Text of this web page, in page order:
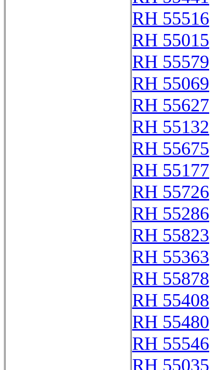
RH 55516
RH 55015
RH 55579
RH 55069
RH 55627
RH 55132
RH 55675
RH 55177
RH 55726
RH 55286
RH 55823
RH 55363
RH 55878
RH 55408
RH 55480
RH 55546
RH 55035